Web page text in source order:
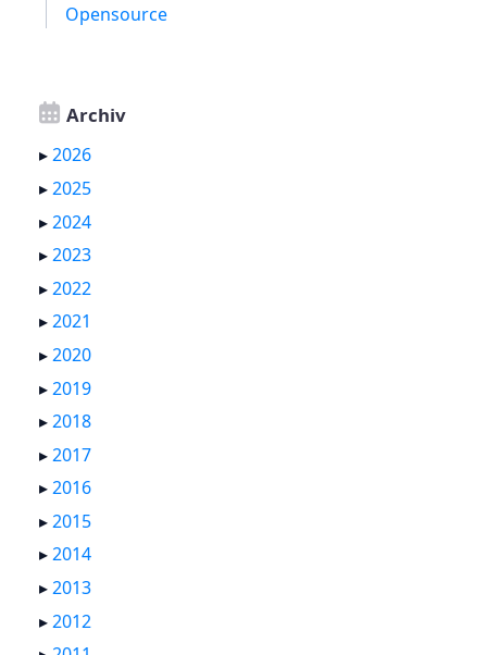
Opensource
Archiv
▸2026
▸2025
▸2024
▸2023
▸2022
▸2021
▸2020
▸2019
▸2018
▸2017
▸2016
▸2015
▸2014
▸2013
▸2012